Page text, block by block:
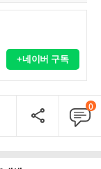
+네이버 구독
0